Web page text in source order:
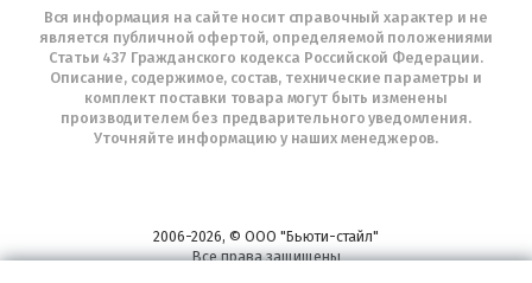
Вся информация на сайте носит справочный характер и не
является публичной офертой, определяемой положениями
Статьи 437 Гражданского кодекса Российской Федерации.
Описание, содержимое, состав, технические параметры и
комплект поставки товара могут быть изменены
производителем без предварительного уведомления.
Уточняйте информацию у наших менеджеров.
2006-2026, © ООО "Бьюти-стайл"
Все права защищены